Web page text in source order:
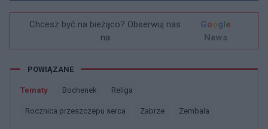
Chcesz być na bieżąco? Obserwuj nas
na
Google
News
POWIĄZANE
Tematy Bochenek Religa
Rocznica przeszczepu serca Zabrze Zembala